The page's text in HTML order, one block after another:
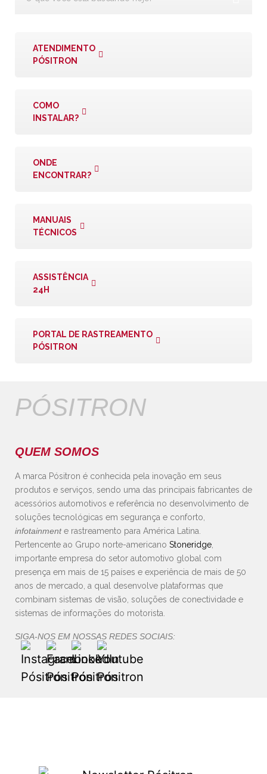
ATENDIMENTO
PÓSITRON
COMO
INSTALAR?
ONDE
ENCONTRAR?
MANUAIS
TÉCNICOS
ASSISTÊNCIA
24H
PORTAL DE RASTREAMENTO
PÓSITRON
PÓSITRON
QUEM SOMOS
A marca Pósitron é conhecida pela inovação em seus
produtos e serviços, sendo uma das principais fabricantes de
acessórios automotivos e referência no desenvolvimento de
soluções tecnológicas em segurança e conforto,
infotainmente rastreamento para América Latina.
Pertencente ao Grupo norte-americano Stoneridge
importante empresa do setor automotivo global com
presença em mais de 15 países e experiência de mais de 50
anos de mercado, a qual desenvolve plataformas que
combinam sistemas de visão, soluções de conectividade e
sistemas de informações do motorista.
SIGA-NOS EM NOSSAS REDES SOCIAIS: